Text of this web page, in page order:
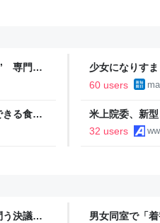
” 専門家
少女になりす
60 users
きる食料
きた、
米上院委、新
可決
32 users
決議案
男女同室で「